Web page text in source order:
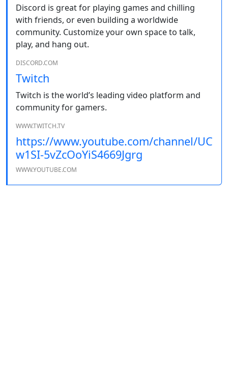
Discord is great for playing games and chilling
with friends, or even building a worldwide
community. Customize your own space to talk,
play, and hang out.
DISCORD.COM
Twitch
Twitch is the world’s leading video platform and
community for gamers.
WWW.TWITCH.TV
https://www.youtube.com/channel/UC
w1SI-5vZcOoYiS4669Jgrg
WWW.YOUTUBE.COM